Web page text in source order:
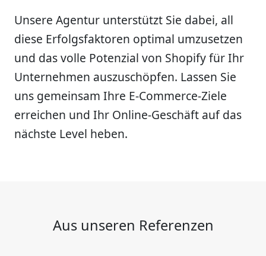
Unsere Agentur unterstützt Sie dabei, all
diese Erfolgsfaktoren optimal umzusetzen
und das volle Potenzial von Shopify für Ihr
Unternehmen auszuschöpfen. Lassen Sie
uns gemeinsam Ihre E-Commerce-Ziele
erreichen und Ihr Online-Geschäft auf das
nächste Level heben.
Aus unseren Referenzen